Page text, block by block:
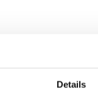
Details